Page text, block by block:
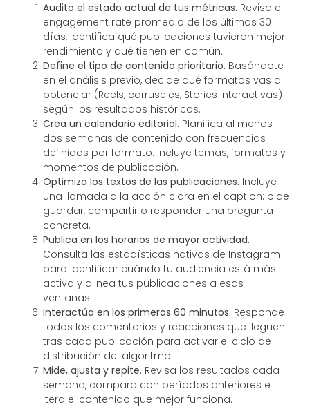
Audita el estado actual de tus métricas. Revisa el
engagement rate promedio de los últimos 30
días, identifica qué publicaciones tuvieron mejor
rendimiento y qué tienen en común.
Define el tipo de contenido prioritario. Basándote
en el análisis previo, decide qué formatos vas a
potenciar (Reels, carruseles, Stories interactivas)
según los resultados históricos.
Crea un calendario editorial. Planifica al menos
dos semanas de contenido con frecuencias
definidas por formato. Incluye temas, formatos y
momentos de publicación.
Optimiza los textos de las publicaciones. Incluye
una llamada a la acción clara en el caption: pide
guardar, compartir o responder una pregunta
concreta.
Publica en los horarios de mayor actividad.
Consulta las estadísticas nativas de Instagram
para identificar cuándo tu audiencia está más
activa y alinea tus publicaciones a esas
ventanas.
Interactúa en los primeros 60 minutos. Responde
todos los comentarios y reacciones que lleguen
tras cada publicación para activar el ciclo de
distribución del algoritmo.
Mide, ajusta y repite. Revisa los resultados cada
semana, compara con períodos anteriores e
itera el contenido que mejor funciona.